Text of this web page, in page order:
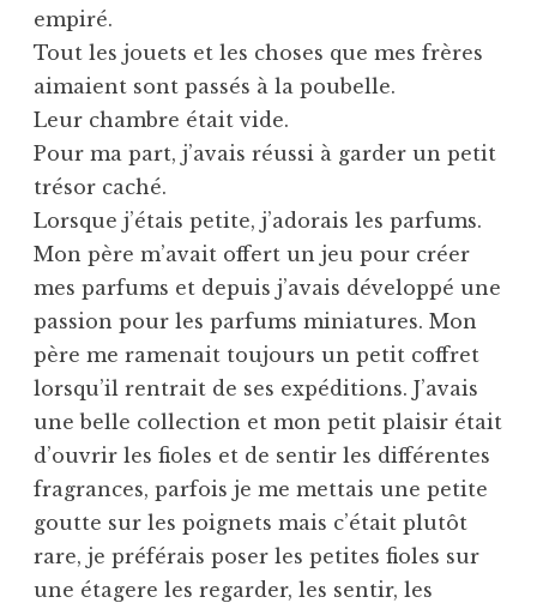
empiré.
Tout les jouets et les choses que mes frères
aimaient sont passés à la poubelle.
Leur chambre était vide.
Pour ma part, j’avais réussi à garder un petit
trésor caché.
Lorsque j’étais petite, j’adorais les parfums.
Mon père m’avait offert un jeu pour créer
mes parfums et depuis j’avais développé une
passion pour les parfums miniatures. Mon
père me ramenait toujours un petit coffret
lorsqu’il rentrait de ses expéditions. J’avais
une belle collection et mon petit plaisir était
d’ouvrir les fioles et de sentir les différentes
fragrances, parfois je me mettais une petite
goutte sur les poignets mais c’était plutôt
rare, je préférais poser les petites fioles sur
une étagere les regarder, les sentir, les